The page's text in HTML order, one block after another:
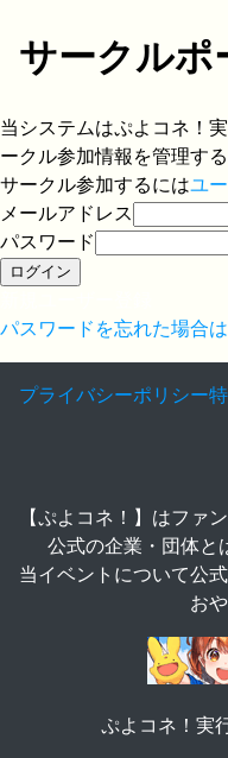
サークルポ
当システムはぷよコネ！
ークル参加情報を管理す
サークル参加するにはユ
メールアドレス
パスワード
ログイン
パスワードを忘れた場合
プライバシーポリシー
【ぷよコネ！】はファ
公式の企業・団体と
当イベントについて公
お
ぷよコネ！実